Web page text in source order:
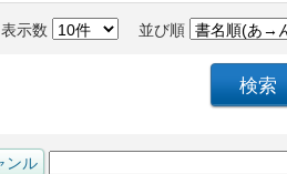
表示数 並び順